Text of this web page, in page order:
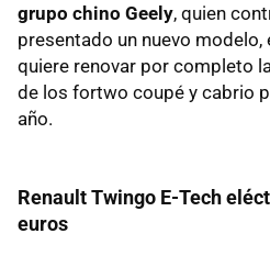
grupo chino Geely, quien
presentado un nuevo modelo,
quiere renovar por completo
de los fortwo coupé y cabrio
año.
Renault Twingo E-Tech
euros